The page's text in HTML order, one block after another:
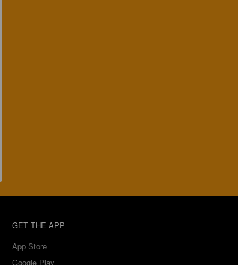
GET THE APP
App Store
Google Play